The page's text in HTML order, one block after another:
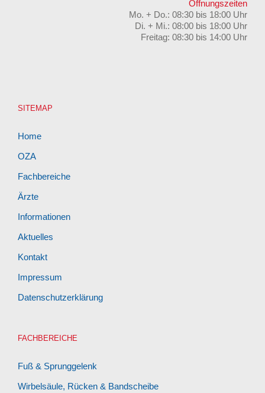
Öffnungszeiten
Mo. + Do.: 08:30 bis 18:00 Uhr
Di. + Mi.: 08:00 bis 18:00 Uhr
Freitag: 08:30 bis 14:00 Uhr
SITEMAP
Home
OZA
Fachbereiche
Ärzte
Informationen
Aktuelles
Kontakt
Impressum
Datenschutzerklärung
FACHBEREICHE
Fuß & Sprunggelenk
Wirbelsäule, Rücken & Bandscheibe